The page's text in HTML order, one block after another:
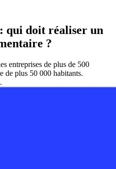
qui doit réaliser un
?
entreprises de plus de 500
de plus 50 000 habitants.